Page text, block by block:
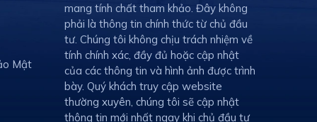
Mật
mang tính chất tham khảo. Đây không
phải là thông tin chính thức từ chủ đầu
tư. Chúng tôi không chịu trách nhiệm về
tính chính xác, đầy đủ hoặc cập nhật
của các thông tin và hình ảnh được trình
bày. Quý khách truy cập website
thường xuyên, chúng tôi sẽ cập nhật
thông tin mới nhất ngay khi chủ đầu tư